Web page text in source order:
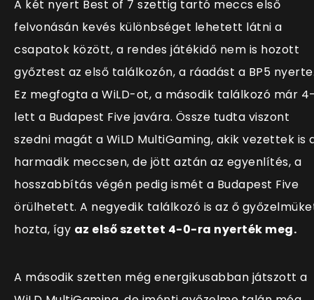
A két nyert Best of 7 szettig tartó meccs első
felvonásán kevés különbséget lehetett látni a
csapatok között, a rendes játékidő nem is hozott
győztest az első találkozón, a ráadást a BP5
Ez megfogta a WiLD-ot, a második találkozó már
lett a Budapest Five javára. Össze tudta viszont
szedni magát a WiLD MultiGaming, akik vezettek is
harmadik meccsen, de jött aztán az egyenlítés, a
hosszabbítás végén pedig ismét a Budapest Five
örülhetett. A negyedik találkozó is az ő
hozta, így az első szettet 4-0-ra nyerték meg.
A második szetten még energikusabban játszott a